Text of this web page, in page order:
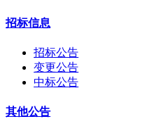
招标信息
招标公告
变更公告
中标公告
其他公告